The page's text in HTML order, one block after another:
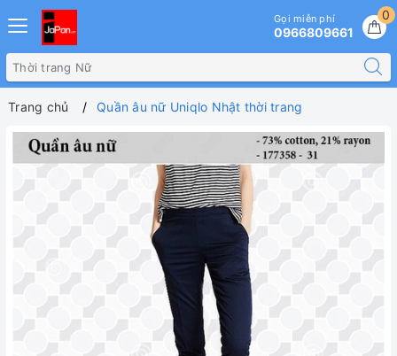
0
Gọi miễn phí
0966809661
Trang chủ Quần âu nữ Uniqlo Nhật thời trang